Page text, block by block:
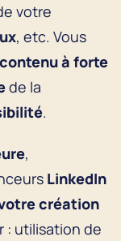
votre
, etc. Vous
à forte
de la
.
,
LinkedIn
création
: utilisation de